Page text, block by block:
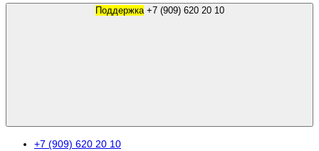
Поддержка +7 (909) 620 20 10
+7 (909) 620 20 10